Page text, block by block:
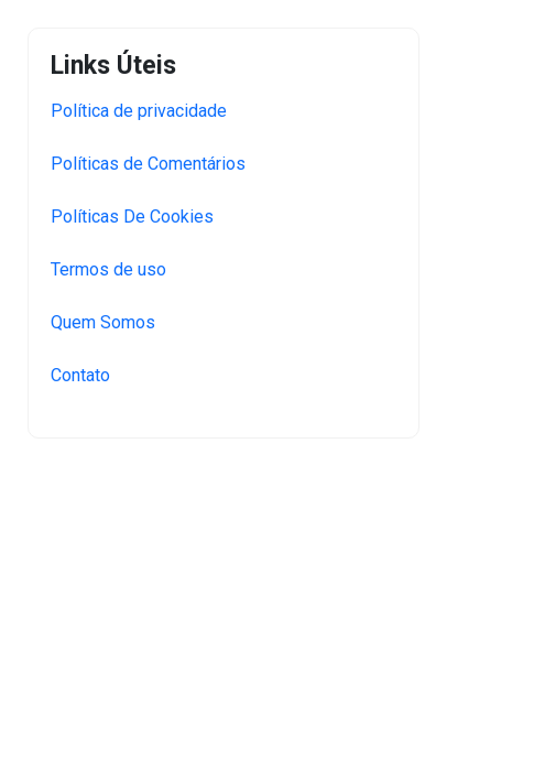
Links Úteis
Política de privacidade
Políticas de Comentários
Políticas De Cookies
Termos de uso
Quem Somos
Contato